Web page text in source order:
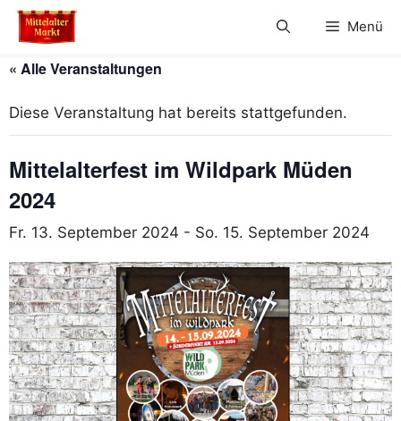
Zum
Inhalt
Menü
« Alle Veranstaltungen
Diese Veranstaltung hat bereits stattgefunden.
Mittelalterfest im Wildpark Müden
2024
Fr. 13. September 2024 - So. 15. September 2024